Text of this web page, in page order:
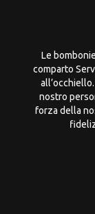
Le
comparto
nostro
forza della